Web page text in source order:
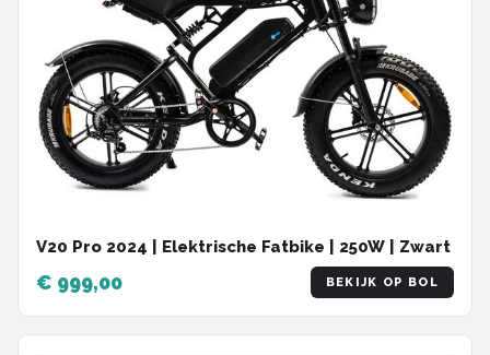
V20 Pro 2024 | Elektrische Fatbike | 250W | Zwart
€ 999,00 BEKIJK OP BOL